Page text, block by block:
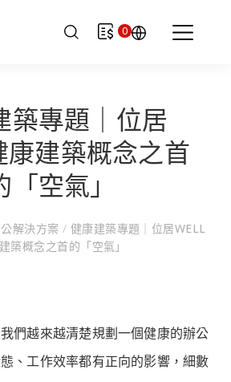
0
築專題｜位居
康建築概念之首
「空氣」
解決方案 / 健康建築專題｜位居WELL
築概念之首的「空氣」
們越來越清楚規劃一個健康的辦公
、工作效率都有正向的影響，細數